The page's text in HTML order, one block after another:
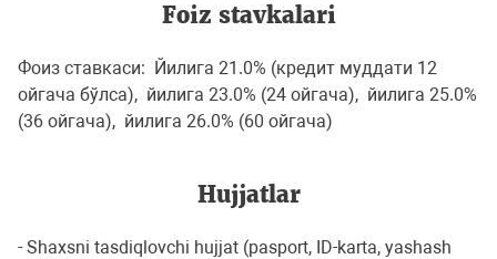
Foiz stavkalari
Фоиз ставкаси: Йилига 21.0% (кредит муддати 12
ойгача бўлса), йилига 23.0% (24 ойгача), йилига 25.0%
(36 ойгача), йилига 26.0% (60 ойгача)
Hujjatlar
- Shaxsni tasdiqlovchi hujjat (pasport, ID-karta, yashash